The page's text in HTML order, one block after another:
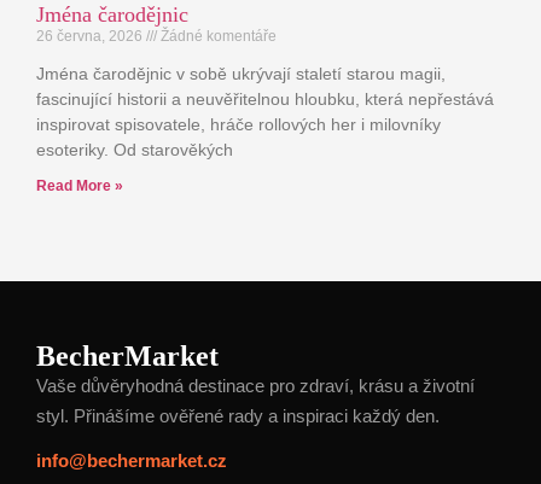
Jména čarodějnic
26 června, 2026 Žádné komentáře
Jména čarodějnic v sobě ukrývají staletí starou magii,
fascinující historii a neuvěřitelnou hloubku, která nepřestává
inspirovat spisovatele, hráče rollových her i milovníky
esoteriky. Od starověkých
Read More »
BecherMarket
Vaše důvěryhodná destinace pro zdraví, krásu a životní
styl. Přinášíme ověřené rady a inspiraci každý den.
info@bechermarket.cz